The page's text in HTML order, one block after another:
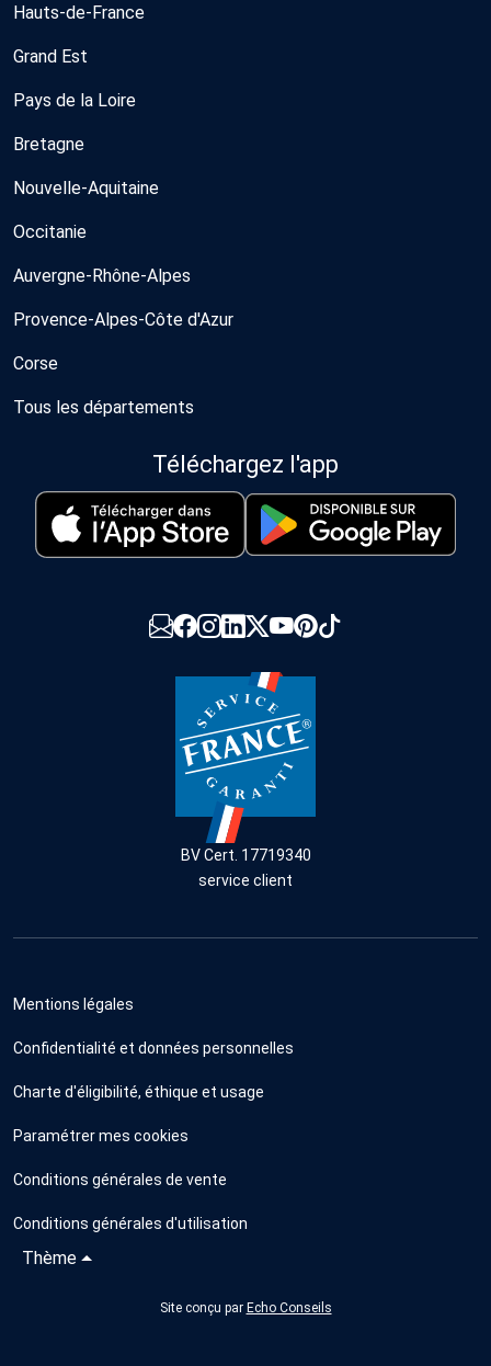
Hauts-de-France
Grand Est
Pays de la Loire
Bretagne
Nouvelle-Aquitaine
Occitanie
Auvergne-Rhône-Alpes
Provence-Alpes-Côte d'Azur
Corse
Tous les départements
Téléchargez l'app
BV Cert. 17719340
service client
Mentions légales
Confidentialité et données personnelles
Charte d'éligibilité, éthique et usage
Paramétrer mes cookies
Conditions générales de vente
Conditions générales d'utilisation
Thème
Site conçu par Echo Conseils